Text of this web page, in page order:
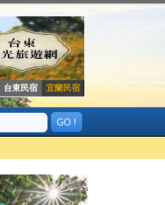
台東民宿 宜蘭民宿